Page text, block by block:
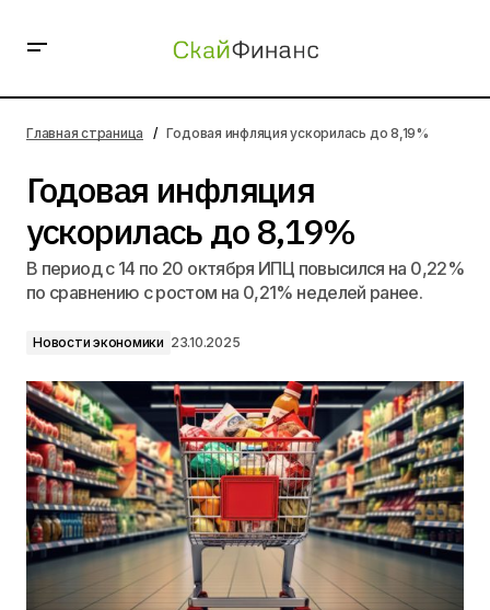
Главная страница Годовая инфляция ускорилась до 8,19%
Годовая инфляция
ускорилась до 8,19%
В период с 14 по 20 октября ИПЦ повысился на 0,22%
по сравнению с ростом на 0,21% неделей ранее.
Новости экономики 23.10.2025